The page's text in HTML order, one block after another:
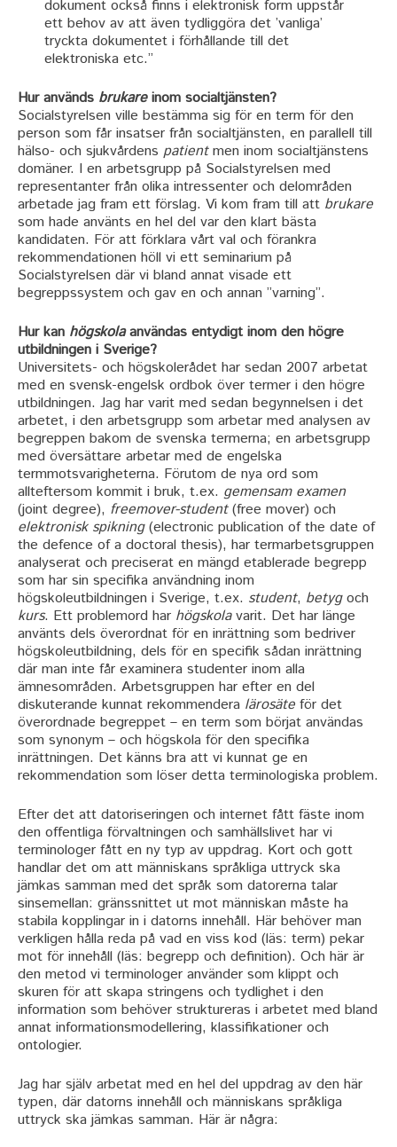
dokument också finns i elektronisk form uppstår
ett behov av att även tydliggöra det ’vanliga’
tryckta dokumentet i förhållande till det
elektroniska etc.”
Hur används brukareinom socialtjänsten?
Socialstyrelsen ville bestämma sig för en term för den
person som får insatser från socialtjänsten, en parallell till
hälso- och sjukvårdens patientmen inom socialtjänstens
domäner. I en arbetsgrupp på Socialstyrelsen med
representanter från olika intressenter och delområden
arbetade jag fram ett förslag. Vi kom fram till att brukare
som hade använts en hel del var den klart bästa
kandidaten. För att förklara vårt val och förankra
rekommendationen höll vi ett seminarium på
Socialstyrelsen där vi bland annat visade ett
begreppssystem och gav en och annan ”varning”.
Hur kan högskolaanvändas entydigt inom den högre
utbildningen i Sverige?
Universitets- och högskolerådet har sedan 2007 arbetat
med en svensk-engelsk ordbok över termer i den högre
utbildningen. Jag har varit med sedan begynnelsen i det
arbetet, i den arbetsgrupp som arbetar med analysen av
begreppen bakom de svenska termerna; en arbetsgrupp
med översättare arbetar med de engelska
termmotsvarigheterna. Förutom de nya ord som
allteftersom kommit i bruk, t.ex. gemensam examen
(joint degree), freemover-student(free mover) och
elektronisk spikning(electronic publication of the date of
the defence of a doctoral thesis), har termarbetsgruppen
analyserat och preciserat en mängd etablerade begrepp
som har sin specifika användning inom
högskoleutbildningen i Sverige, t.ex. student, betygoch
kurs. Ett problemord har högskolavarit. Det har länge
använts dels överordnat för en inrättning som bedriver
högskoleutbildning, dels för en specifik sådan inrättning
där man inte får examinera studenter inom alla
ämnesområden. Arbetsgruppen har efter en del
diskuterande kunnat rekommendera lärosäte för det
överordnade begreppet – en term som börjat användas
som synonym – och högskola för den specifika
inrättningen. Det känns bra att vi kunnat ge en
rekommendation som löser detta terminologiska problem.
Efter det att datoriseringen och internet fått fäste inom
den offentliga förvaltningen och samhällslivet har vi
terminologer fått en ny typ av uppdrag. Kort och gott
handlar det om att människans språkliga uttryck ska
jämkas samman med det språk som datorerna talar
sinsemellan: gränssnittet ut mot människan måste ha
stabila kopplingar in i datorns innehåll. Här behöver man
verkligen hålla reda på vad en viss kod (läs: term) pekar
mot för innehåll (läs: begrepp och definition). Och här är
den metod vi terminologer använder som klippt och
skuren för att skapa stringens och tydlighet i den
information som behöver struktureras i arbetet med bland
annat informationsmodellering, klassifikationer och
ontologier.
Jag har själv arbetat med en hel del uppdrag av den här
typen, där datorns innehåll och människans språkliga
uttryck ska jämkas samman. Här är några: